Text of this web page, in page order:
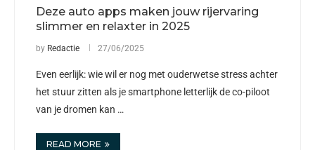
Deze auto apps maken jouw rijervaring
slimmer en relaxter in 2025
by Redactie 27/06/2025
Even eerlijk: wie wil er nog met ouderwetse stress achter
het stuur zitten als je smartphone letterlijk de co-piloot
van je dromen kan …
READ MORE